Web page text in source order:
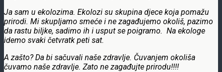
Ja sam u ekolozima. Ekolozi su skupina djece koja pomažu
prirodi. Mi skupljamo smeće i ne zagađujemo okoliš, pazimo
da rastu biljke, sadimo ih i usput se poigramo. Na ekologe
idemo svaki četvratk peti sat.
A zašto? Da bi sačuvali naše zdravlje. Čuvanjem okoliša
čuvamo naše zdravlje. Zato ne zagađujte prirodu!!!!